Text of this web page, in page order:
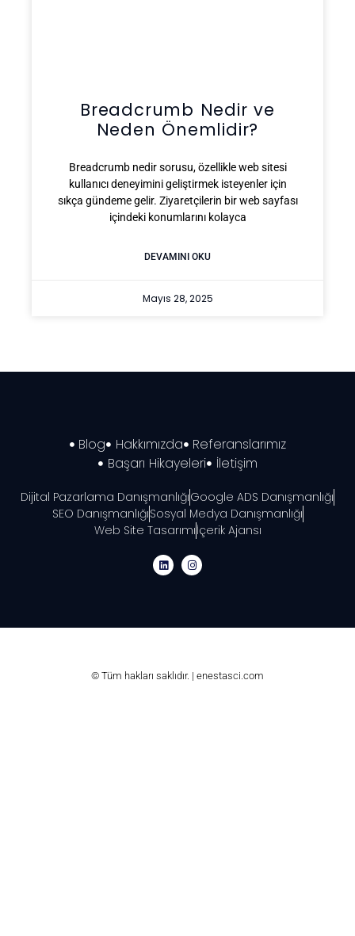
Breadcrumb Nedir ve
Neden Önemlidir?
Breadcrumb nedir sorusu, özellikle web sitesi
kullanıcı deneyimini geliştirmek isteyenler için
sıkça gündeme gelir. Ziyaretçilerin bir web sayfası
içindeki konumlarını kolayca
DEVAMINI OKU
Mayıs 28, 2025
Blog Hakkımızda
Referanslarımız
Başarı Hikayeleri
İletişim
Dijital Pazarlama DanışmanlığıGoogle ADS Danışmanlığı
SEO DanışmanlığıSosyal Medya Danışmanlığı
Web Site Tasarımıİçerik Ajansı
© Tüm hakları saklıdır. | enestasci.com